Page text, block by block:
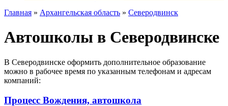
Главная » Архангельская область » Северодвинск
Автошколы в Северодвинске
В Северодвинске оформить дополнительное образование
можно в рабочее время по указанным телефонам и адресам
компаний:
Процесс Вождения, автошкола